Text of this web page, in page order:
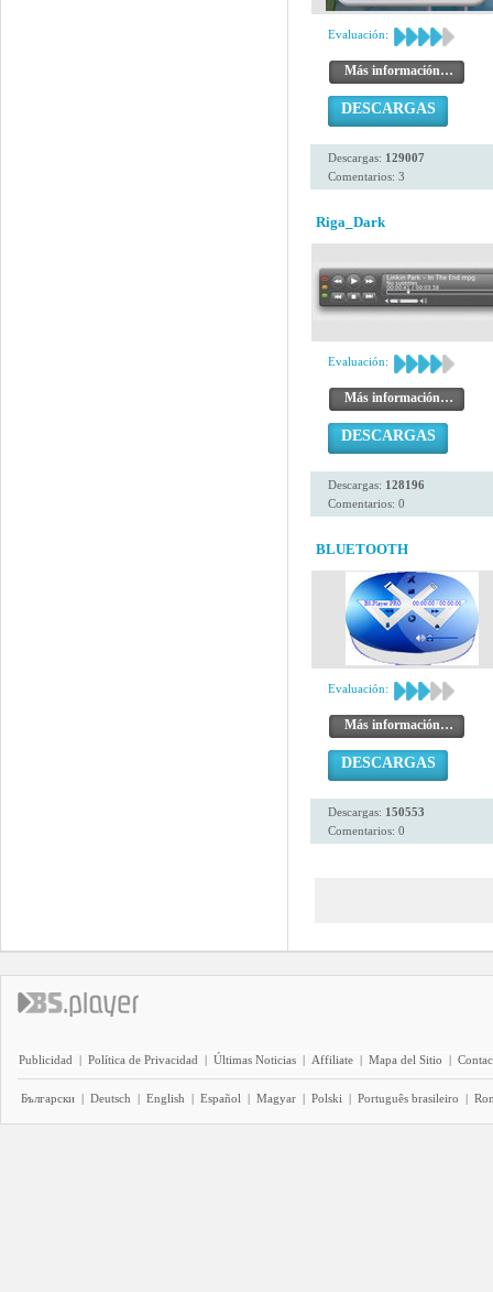
Evaluación:
Más información…
DESCARGAS
Descargas: 129007
Comentarios: 3
Riga_Dark
Evaluación:
Más información…
DESCARGAS
Descargas: 128196
Comentarios: 0
BLUETOOTH
Evaluación:
Más información…
DESCARGAS
Descargas: 150553
Comentarios: 0
Publicidad | Política de Privacidad | Últimas Noticias | Affiliate | Mapa del Sitio |
Български | Deutsch | English | Español | Magyar | Polski | Português brasileiro |